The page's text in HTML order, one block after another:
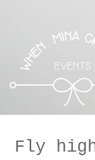
Fly